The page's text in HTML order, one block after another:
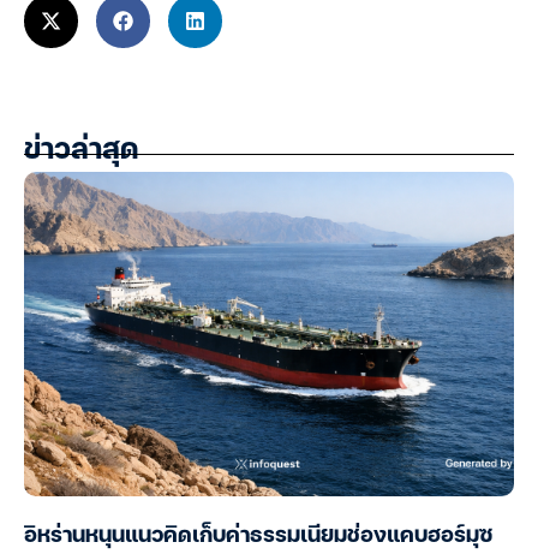
ข่าวล่าสุด
อิหร่านหนุนแนวคิดเก็บค่าธรรมเนียมช่องแคบฮอร์มุซ